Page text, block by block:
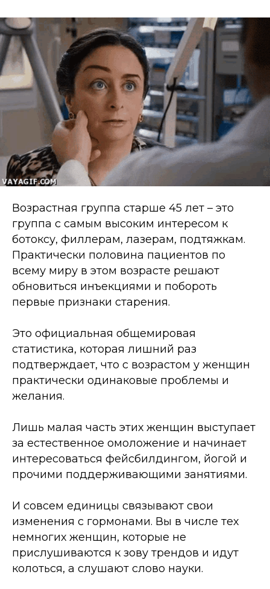
Возрастная группа старше 45 лет – это
группа с самым высоким интересом к
ботоксу, филлерам, лазерам, подтяжкам.
Практически половина пациентов по
всему миру в этом возрасте решают
обновиться инъекциями и побороть
первые признаки старения.
Это официальная общемировая
статистика, которая лишний раз
подтверждает, что с возрастом у женщин
практически одинаковые проблемы и
желания.
Лишь малая часть этих женщин выступает
за естественное омоложение и начинает
интересоваться фейсбилдингом, йогой и
прочими поддерживающими занятиями.
И совсем единицы связывают свои
изменения с гормонами. Вы в числе тех
немногих женщин, которые не
прислушиваются к зову трендов и идут
колоться, а слушают слово науки.